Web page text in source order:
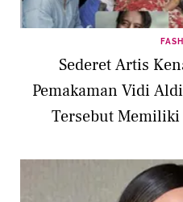
Sederet Artis
Pemakaman Vidi
Tersebut